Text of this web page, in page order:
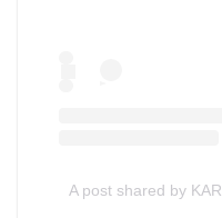
A post shared by